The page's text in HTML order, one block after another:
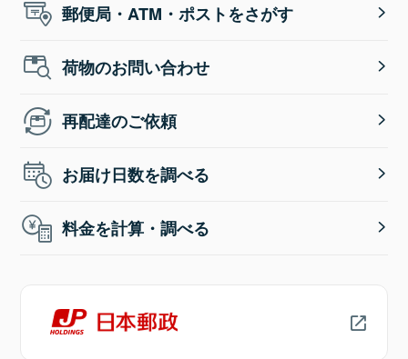
郵便局・ATM・ポストをさがす
荷物のお問い合わせ
再配達のご依頼
お届け日数を調べる
料金を計算・調べる